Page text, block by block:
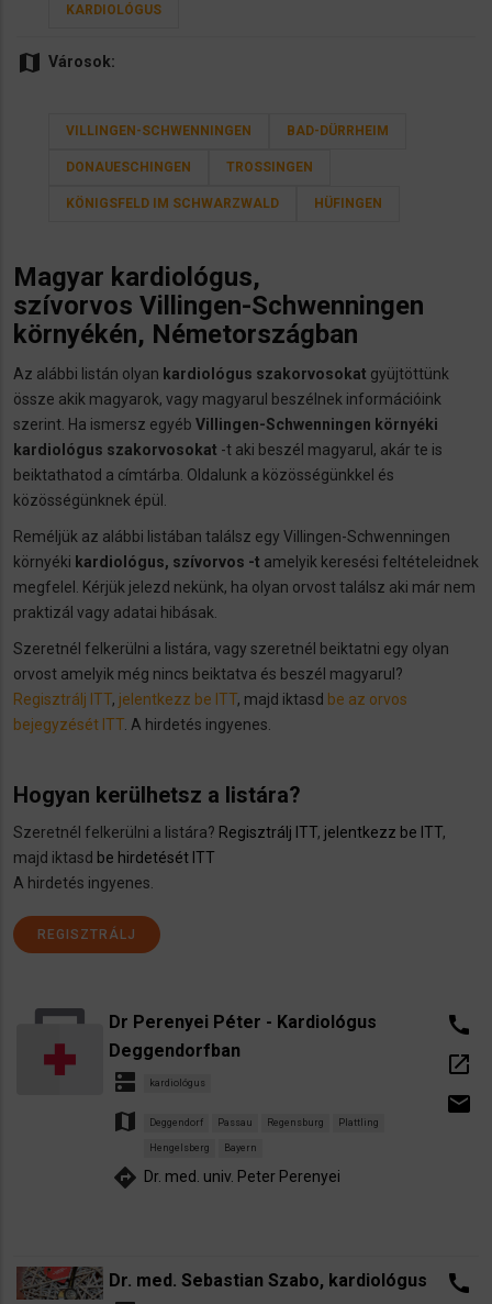
KARDIOLÓGUS
map Városok:
VILLINGEN-SCHWENNINGEN BAD-DÜRRHEIM
DONAUESCHINGEN TROSSINGEN
KÖNIGSFELD IM SCHWARZWALD HÜFINGEN
Magyar kardiológus,
szívorvos Villingen-Schwenningen
környékén, Németországban
Az alábbi listán olyan kardiológus szakorvosokat gyüjtöttünk
össze akik magyarok, vagy magyarul beszélnek információink
szerint. Ha ismersz egyéb Villingen-Schwenningen környéki
kardiológus szakorvosokat -t aki beszél magyarul, akár te is
beiktathatod a címtárba. Oldalunk a közösségünkkel és
közösségünknek épül.
Reméljük az alábbi listában találsz egy Villingen-Schwenningen
környéki kardiológus, szívorvos -t amelyik keresési feltételeidnek
megfelel. Kérjük jelezd nekünk, ha olyan orvost találsz aki már nem
praktizál vagy adatai hibásak.
Szeretnél felkerülni a listára, vagy szeretnél beiktatni egy olyan
orvost amelyik még nincs beiktatva és beszél magyarul?
Regisztrálj ITT, jelentkezz be ITT, majd iktasd be az orvos
bejegyzését ITT . A hirdetés ingyenes.
Hogyan kerülhetsz a listára?
Szeretnél felkerülni a listára? Regisztrálj ITT, jelentkezz be ITT,
majd iktasd be hirdetését ITT
A hirdetés ingyenes.
REGISZTRÁLJ
Dr Perenyei Péter - Kardiológus
Deggendorfban
dns kardiológus
map Deggendorf Passau Regensburg Plattling
Hengelsberg Bayern
directions Dr. med. univ. Peter Perenyei
call
open_in_new
email
Dr. med. Sebastian Szabo, kardiológus call